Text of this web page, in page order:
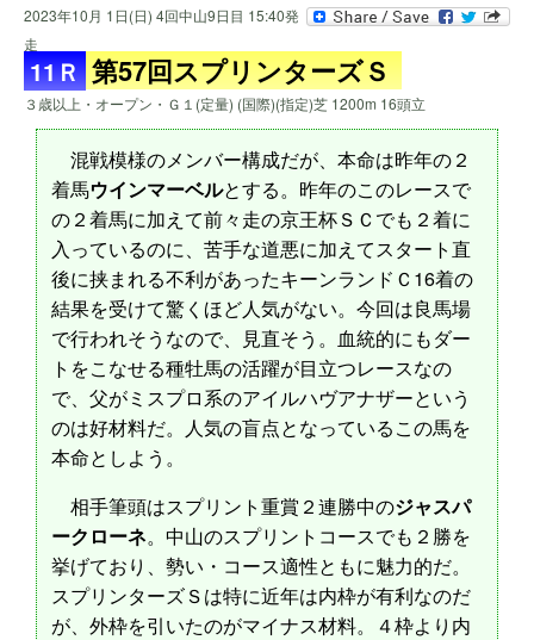
2023年10月 1日(日) 4回中山9日目 15:40発
走
11Ｒ 第57回スプリンターズＳ
３歳以上・オープン・Ｇ１(定量) (国際)(指定)芝 1200m 16頭立
混戦模様のメンバー構成だが、本命は昨年の２
着馬ウインマーベルとする。昨年のこのレースで
の２着馬に加えて前々走の京王杯ＳＣでも２着に
入っているのに、苦手な道悪に加えてスタート直
後に挟まれる不利があったキーンランドＣ16着の
結果を受けて驚くほど人気がない。今回は良馬場
で行われそうなので、見直そう。血統的にもダー
トをこなせる種牡馬の活躍が目立つレースなの
で、父がミスプロ系のアイルハヴアナザーという
のは好材料だ。人気の盲点となっているこの馬を
本命としよう。
相手筆頭はスプリント重賞２連勝中のジャスパ
ークローネ。中山のスプリントコースでも２勝を
挙げており、勢い・コース適性ともに魅力的だ。
スプリンターズＳは特に近年は内枠が有利なのだ
が、外枠を引いたのがマイナス材料。４枠より内